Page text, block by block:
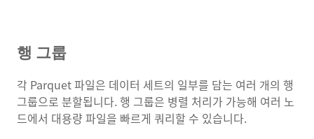
행 그룹
각 Parquet 파일은 데이터 세트의 일부를 담는 여러 개의 행
그룹으로 분할됩니다. 행 그룹은 병렬 처리가 가능해 여러 노
드에서 대용량 파일을 빠르게 쿼리할 수 있습니다.